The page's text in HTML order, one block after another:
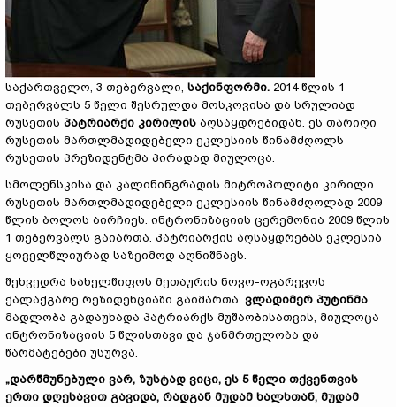
საქართველო, 3 თებერვალი, საქინფორმი. 2014 წლის 1
თებერვალს 5 წელი შესრულდა მოსკოვისა და სრულიად
რუსეთის პატრიარქი კირილის აღსაყდრებიდან. ეს თარიღი
რუსეთის მართლმადიდებელი ეკლესიის წინამძღოლს
რუსეთის პრეზიდენტმა პირადად მიულოცა.
სმოლენსკისა და კალინინგრადის მიტროპოლიტი კირილი
რუსეთის მართლმადიდებელი ეკლესიის წინამძღოლად 2009
წლის ბოლოს აირჩიეს. ინტრონიზაციის ცერემონია 2009 წლის
1 თებერვალს გაიართა. პატრიარქის აღსაყდრებას ეკლესია
ყოველწლიურად საზეიმოდ აღნიშნავს.
შეხვედრა სახელწიფოს მეთაურის ნოვო-ოგარევოს
ქალაქგარე რეზიდენციაში გაიმართა. ვლადიმერ პუტინმა
მადლობა გადაუხადა პატრიარქს მუშაობისათვის, მიულოცა
ინტრონიზაციის 5 წლისთავი და ჯანმრთელობა და
წარმატებები უსურვა.
„დარწმუნებული ვარ, ზუსტად ვიცი, ეს 5 წელი თქვენთვის
ერთი დღესავით გავიდა, რადგან მუდამ ხალხთან, მუდამ